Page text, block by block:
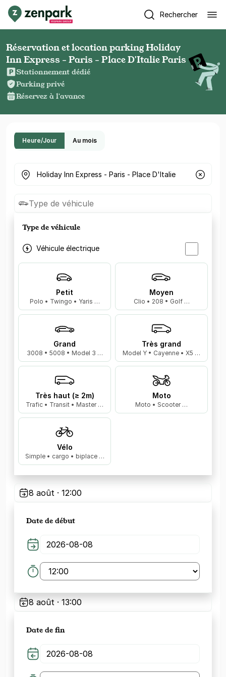
Rechercher
Réservation et location parking Holiday
Inn Express - Paris - Place D'Italie Paris
Stationnement dédié
Parking privé
Réservez à l'avance
Heure/Jour Au mois
Où cherchez-vous un parking ?
Type de véhicule
Type de véhicule
Véhicule électrique
Petit
Polo • Twingo • Yaris …
Moyen
Clio • 208 • Golf …
Grand
3008 • 5008 • Model 3 …
Très grand
Model Y • Cayenne • X5 …
Très haut (≥ 2m)
Trafic • Transit • Master …
Moto
Moto • Scooter …
Vélo
Simple • cargo • biplace …
8 août · 12:00
Date de début
8 août · 13:00
Date de fin